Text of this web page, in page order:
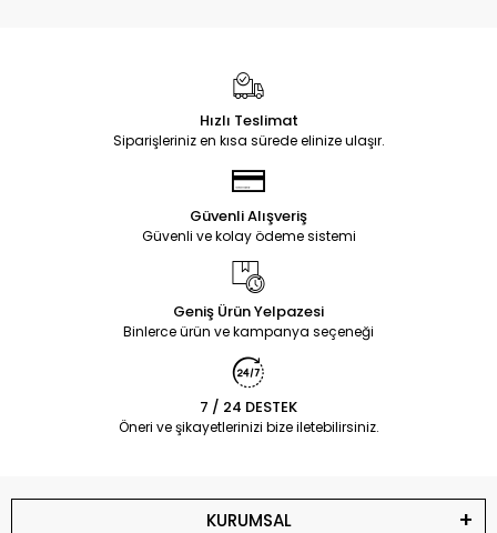
Hızlı Teslimat
Siparişleriniz en kısa sürede elinize ulaşır.
Güvenli Alışveriş
Güvenli ve kolay ödeme sistemi
Geniş Ürün Yelpazesi
Binlerce ürün ve kampanya seçeneği
7 / 24 DESTEK
Öneri ve şikayetlerinizi bize iletebilirsiniz.
KURUMSAL